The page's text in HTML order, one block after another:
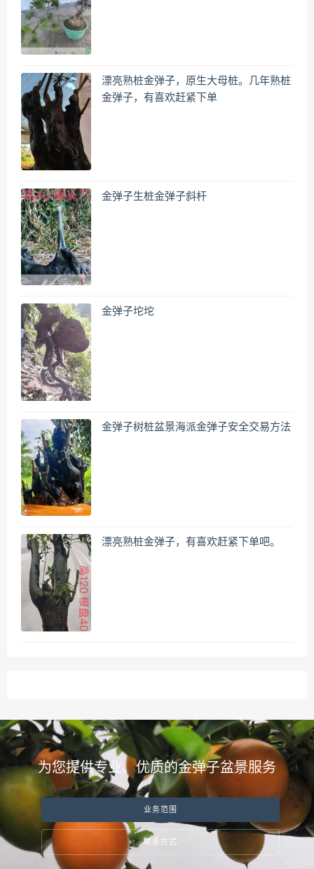
漂亮熟桩金弹子，原生大母桩。几年熟桩
金弹子，有喜欢赶紧下单
金弹子生桩金弹子斜杆
金弹子坨坨
金弹子树桩盆景海派金弹子安全交易方法
漂亮熟桩金弹子，有喜欢赶紧下单吧。
为您提供专业、优质的金弹子盆景服务
业务范围
联系方式